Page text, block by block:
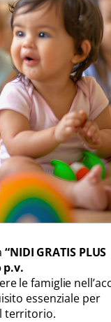
“NIDI GRATIS PLUS
p.v.
le famiglie
essenziale per
territorio.